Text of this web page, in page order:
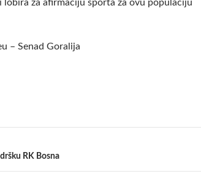
lobira za afirmaciju sporta za ovu populaciju
– Senad Goralija
RK Bosna